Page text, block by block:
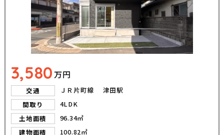
3,580万円
交通
ＪＲ片町線 津田駅
間取り
4LDK
土地面積
96.34㎡
建物面積
100.82㎡